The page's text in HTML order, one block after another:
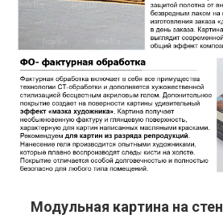
Модульная картина на